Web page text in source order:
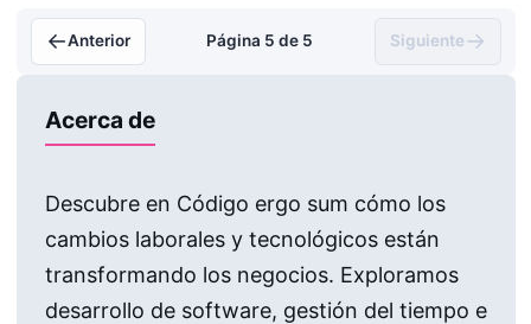
←Anterior Página 5 de 5 Siguiente →
Acerca de
Descubre en Código ergo sum cómo los
cambios laborales y tecnológicos están
transformando los negocios. Exploramos
desarrollo de software, gestión del tiempo e